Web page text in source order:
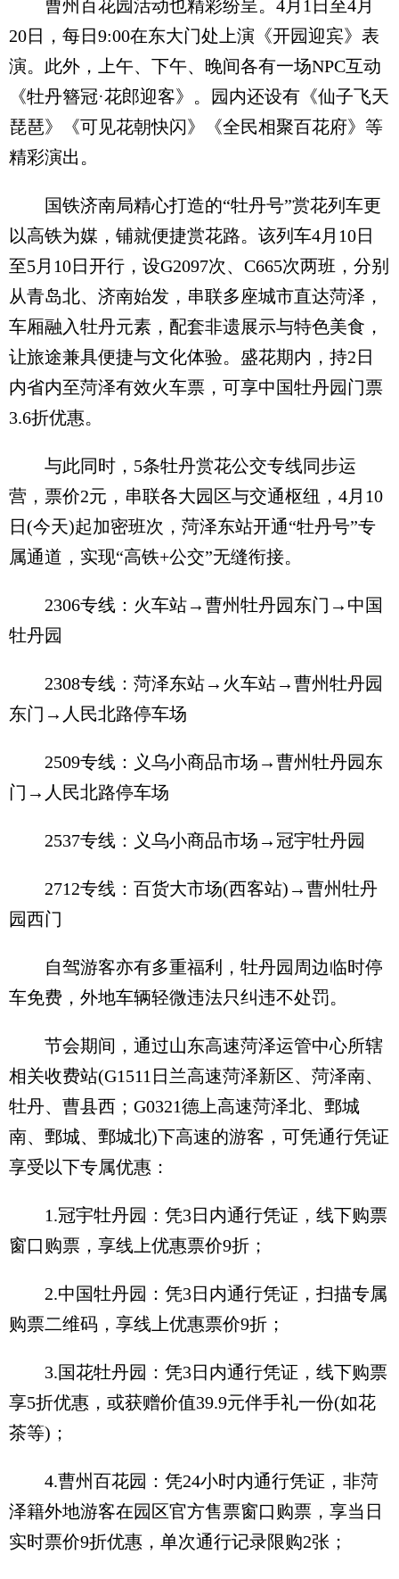
曹州百花园活动也精彩纷呈。4月1日至4月
20日，每日9:00在东大门处上演《开园迎宾》表
演。此外，上午、下午、晚间各有一场NPC互动
《牡丹簪冠·花郎迎客》。园内还设有《仙子飞天
琵琶》《可见花朝快闪》《全民相聚百花府》等
精彩演出。
国铁济南局精心打造的“牡丹号”赏花列车更
以高铁为媒，铺就便捷赏花路。该列车4月10日
至5月10日开行，设G2097次、C665次两班，分别
从青岛北、济南始发，串联多座城市直达菏泽，
车厢融入牡丹元素，配套非遗展示与特色美食，
让旅途兼具便捷与文化体验。盛花期内，持2日
内省内至菏泽有效火车票，可享中国牡丹园门票
3.6折优惠。
与此同时，5条牡丹赏花公交专线同步运
营，票价2元，串联各大园区与交通枢纽，4月10
日(今天)起加密班次，菏泽东站开通“牡丹号”专
属通道，实现“高铁+公交”无缝衔接。
2306专线：火车站→曹州牡丹园东门→中国
牡丹园
2308专线：菏泽东站→火车站→曹州牡丹园
东门→人民北路停车场
2509专线：义乌小商品市场→曹州牡丹园东
门→人民北路停车场
2537专线：义乌小商品市场→冠宇牡丹园
2712专线：百货大市场(西客站)→曹州牡丹
园西门
自驾游客亦有多重福利，牡丹园周边临时停
车免费，外地车辆轻微违法只纠违不处罚。
节会期间，通过山东高速菏泽运管中心所辖
相关收费站(G1511日兰高速菏泽新区、菏泽南、
牡丹、曹县西；G0321德上高速菏泽北、鄄城
南、鄄城、鄄城北)下高速的游客，可凭通行凭证
享受以下专属优惠：
1.冠宇牡丹园：凭3日内通行凭证，线下购票
窗口购票，享线上优惠票价9折；
2.中国牡丹园：凭3日内通行凭证，扫描专属
购票二维码，享线上优惠票价9折；
3.国花牡丹园：凭3日内通行凭证，线下购票
享5折优惠，或获赠价值39.9元伴手礼一份(如花
茶等)；
4.曹州百花园：凭24小时内通行凭证，非菏
泽籍外地游客在园区官方售票窗口购票，享当日
实时票价9折优惠，单次通行记录限购2张；